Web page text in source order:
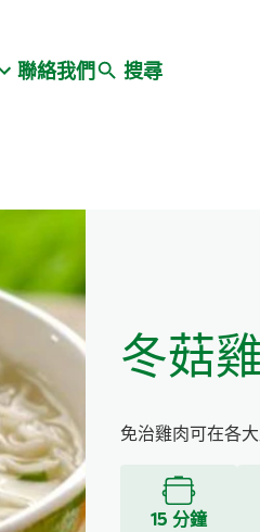
聯絡我們 搜尋
冬菇
免治雞肉可在各
15 分鐘